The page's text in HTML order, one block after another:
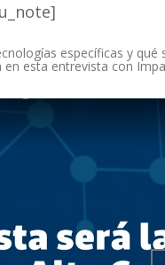
específicas y
en esta entrevista con